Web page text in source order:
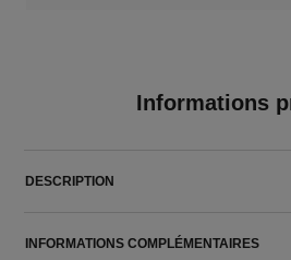
Informations
DESCRIPTION
INFORMATIONS COMPLÉMENTAIRES